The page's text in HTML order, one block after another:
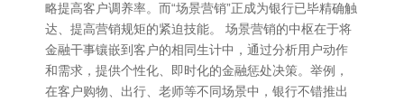
略提高客户调养率。而“场景营销”正成为银行已毕精确触
达、提高营销规矩的紧迫技能。 场景营销的中枢在于将
金融干事镶嵌到客户的相同生计中，通过分析用户动作
和需求，提供个性化、即时化的金融惩处决策。举例，
在客户购物、出行、老师等不同场景中，银行不错推出